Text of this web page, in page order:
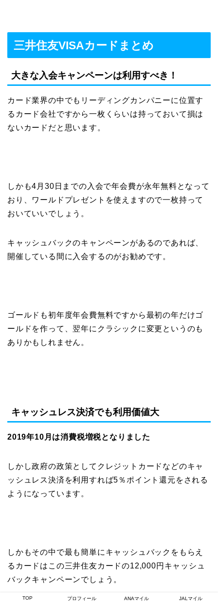
三井住友VISAカードまとめ
大きな入会キャンペーンは利用すべき！
カード業界の中でもリーディングカンパニーに位置す
るカード会社ですから一枚くらいは持っておいて損は
ないカードだと思います。
しかも4月30日までの入会で年会費が永年無料となって
おり、ワールドプレゼントを使えますので一枚持って
おいていいでしょう。
キャッシュバックのキャンペーンがあるのであれば、
開催している間に入会するのがお勧めです。
ゴールドも初年度年会費無料ですから最初の年だけゴ
ールドを作って、翌年にクラシックに変更というのも
ありかもしれません。
キャッシュレス決済でも利用価値大
2019年10月は消費税増税となりました
しかし政府の政策としてクレジットカードなどのキャ
ッシュレス決済を利用すれば5％ポイント還元をされる
ようになっています。
しかもその中で最も簡単にキャッシュバックをもらえ
るカードはこの三井住友カードの12,000円キャッシュ
バックキャンペーンでしょう。
TOP プロフィール ANAマイル JALマイル